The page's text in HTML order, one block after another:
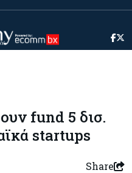
fund 5 δισ.
startups
Share